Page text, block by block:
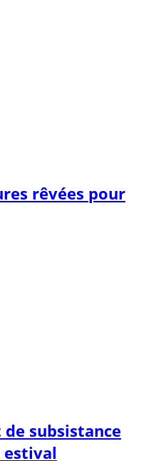
rêvées pour
de subsistance
estival